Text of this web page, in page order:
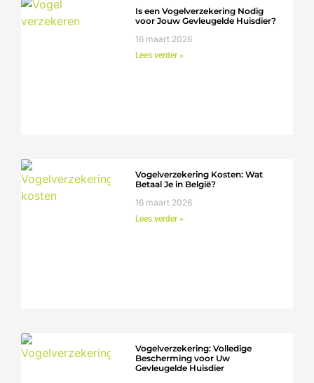
Is een Vogelverzekering Nodig
voor Jouw Gevleugelde Huisdier?
16 maart 2026
Lees verder »
Vogelverzekering Kosten: Wat
Betaal Je in België?
16 maart 2026
Lees verder »
Vogelverzekering: Volledige
Bescherming voor Uw
Gevleugelde Huisdier